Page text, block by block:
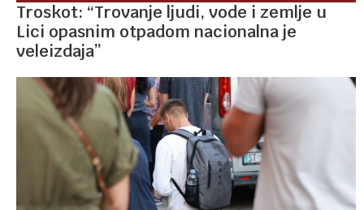
Troskot: “Trovanje ljudi, vode i zemlje u
Lici opasnim otpadom nacionalna je
veleizdaja”